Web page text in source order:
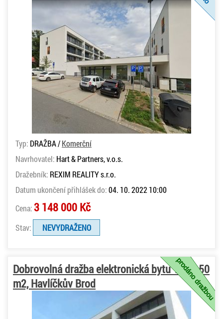
Typ: DRAŽBA /Komerční
Navrhovatel: Hart & Partners, v.o.s.
Dražebník: REXIM REALITY s.r.o.
Datum ukončení přihlášek do:04. 10. 2022 10:00
Cena:3 148 000 Kč
Stav: NEVYDRAŽENO
Dobrovolná dražba elektronická bytu 1+kk, 50
m2, Havlíčkův Brod